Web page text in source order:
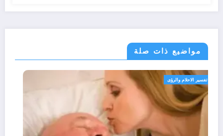
مواضيع ذات صلة
تفسير الاحلام والرؤى